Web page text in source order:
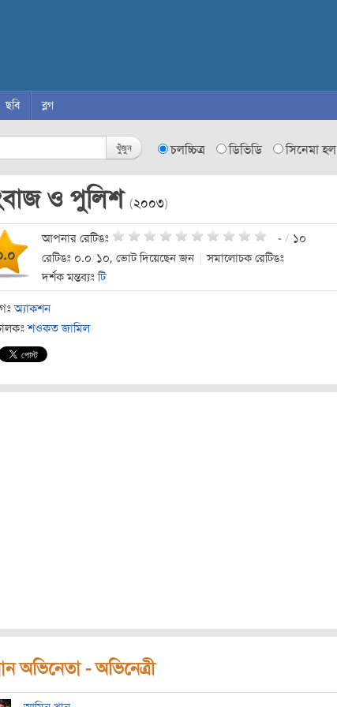
ছবি ব্লগ
খুঁজুন চলচ্চিত্র ডিভিডি সিনেমা হল
ও পুলিশ (২০০৩)
আপনার রেটিঙঃ - / ১০
রেটিঙঃ ০.০/১০, ভোট দিয়েছেন জন
সমালোচক রেটিঙঃ
দর্শক মন্তব্যঃটি
অ্যাকশন
শওকত জামিল
অভিনেতা - অভিনেত্রী